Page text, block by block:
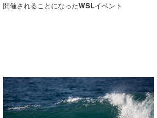
開催されることになったWSLイベント